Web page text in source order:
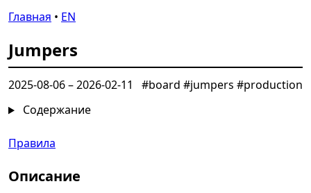
Главная • EN
Jumpers
2025-08-06–2026-02-11
#board #jumpers #production
Содержание
Правила
Описание